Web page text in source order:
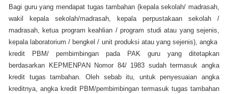
Bagi guru yang mendapat tugas tambahan (kepala sekolah/ madrasah,
wakil kepala sekolah/madrasah, kepala perpustakaan sekolah /
madrasah, ketua program keahlian / program studi atau yang sejenis,
kepala laboratorium / bengkel / unit produksi atau yang sejenis), angka
kredit PBM/ pembimbingan pada PAK guru yang ditetapkan
berdasarkan KEPMENPAN Nomor 84/ 1983 sudah termasuk angka
kredit tugas tambahan. Oleh sebab itu, untuk penyesuaian angka
kreditnya, angka kredit PBM/pembimbingan termasuk tugas tambahan